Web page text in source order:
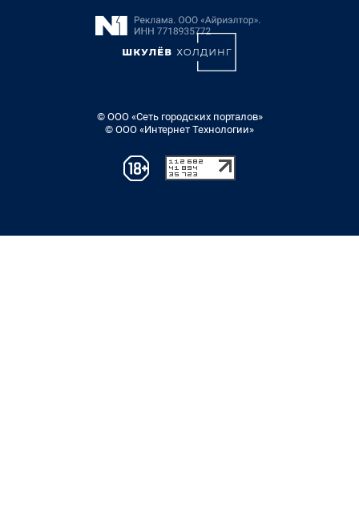
© ООО «Сеть городских порталов»
© ООО «Интернет Технологии»